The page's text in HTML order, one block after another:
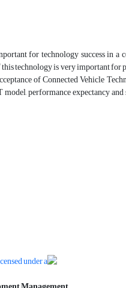
for technology success in
technology is very important
of Connected Vehicle
performance expectancy